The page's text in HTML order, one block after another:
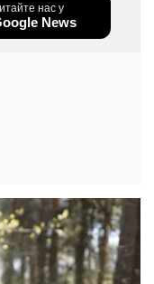
нас у
News